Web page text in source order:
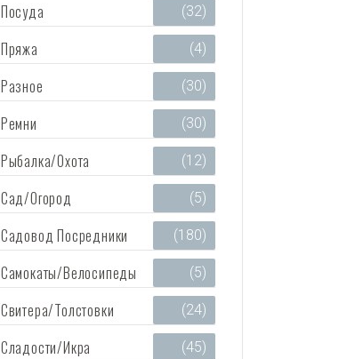
Посуда (32)
Пряжа (4)
Разное (30)
Ремни (30)
Рыбалка/Охота (12)
Сад/Огород (5)
Садовод Посредники (180)
Самокаты/Велосипеды (5)
Свитера/Толстовки (24)
Сладости/Икра (45)